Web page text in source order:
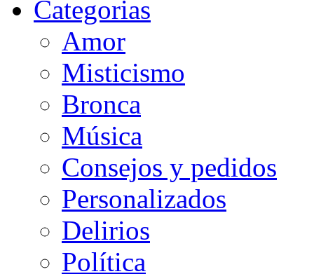
Categorias
Amor
Misticismo
Bronca
Música
Consejos y pedidos
Personalizados
Delirios
Política